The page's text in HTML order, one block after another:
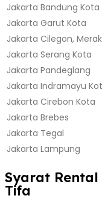
Jakarta Bandung Kota
Jakarta Garut Kota
Jakarta Cilegon, Merak
Jakarta Serang Kota
Jakarta Pandeglang
Jakarta Indramayu
Jakarta Cirebon Kota
Jakarta Brebes
Jakarta Tegal
Jakarta Lampung
Syarat
Tifa